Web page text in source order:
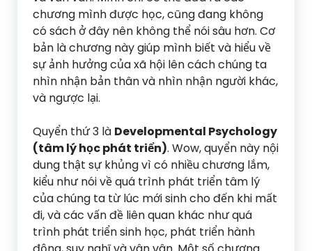
chương mình được học, cũng đang không
có sách ở đây nên không thể nói sâu hơn. Cơ
bản là chương này giúp mình biết và hiểu về
sự ảnh hưởng của xã hội lên cách chúng ta
nhìn nhận bản thân và nhìn nhận người khác,
và ngược lại.
Quyển thứ 3 là Developmental Psychology
(tâm lý học phát triển). Wow, quyển này nội
dung thật sự khủng vì có nhiều chương lắm,
kiểu như nói về quá trình phát triển tâm lý
của chúng ta từ lúc mới sinh cho đến khi mất
đi, và các vấn đề liên quan khác như quá
trình phát triển sinh học, phát triển hành